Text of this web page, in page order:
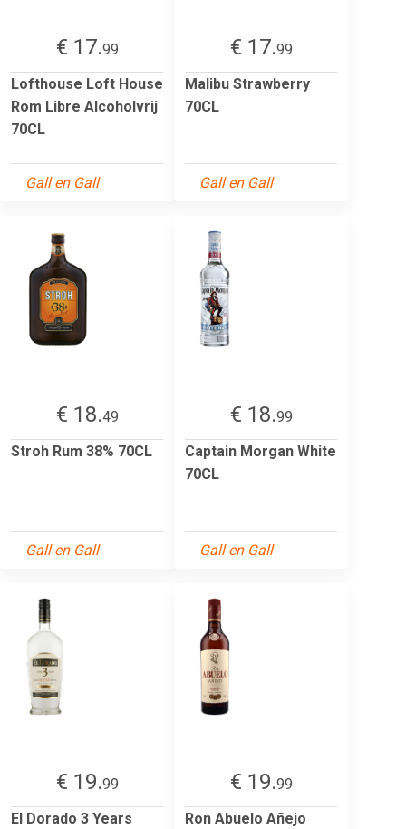
€ 17.99
Lofthouse Loft House
Rom Libre Alcoholvrij
70CL
Gall en Gall
€ 17.99
Malibu Strawberry
70CL
Gall en Gall
€ 18.49
Stroh Rum 38% 70CL
Gall en Gall
€ 18.99
Captain Morgan White
70CL
Gall en Gall
€ 19.99
El Dorado 3 Years
€ 19.99
Ron Abuelo Añejo